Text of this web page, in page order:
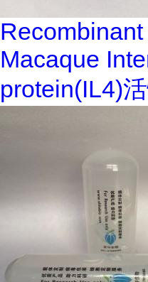
Macaque
protein(IL4)